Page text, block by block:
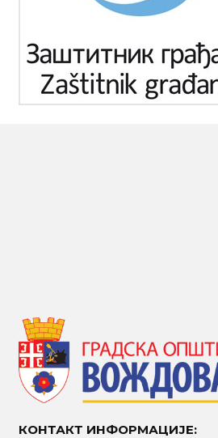
КОНТАКТ ИНФОРМАЦИЈЕ: